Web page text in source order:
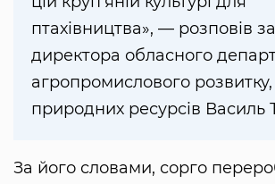
птахівництва», — розповів
директора обласного
агропромислового розвитку,
природних ресурсів Василь
За його словами, сорго